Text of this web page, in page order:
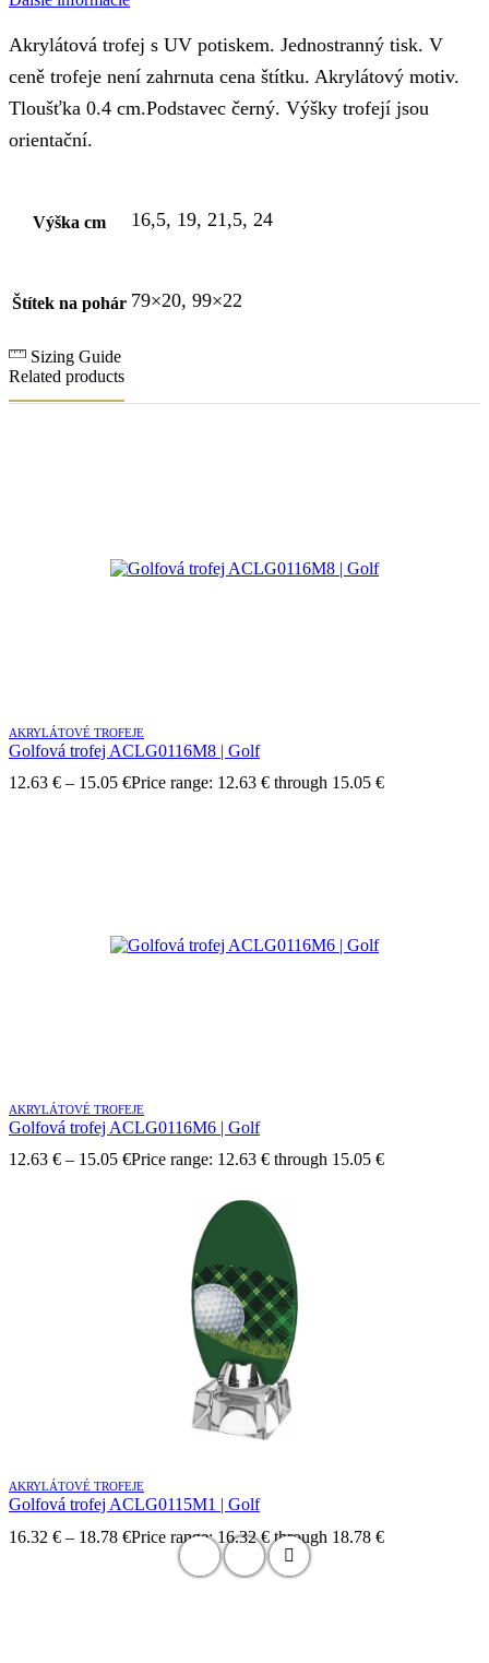
Akrylátová trofej s UV potiskem. Jednostranný tisk. V
ceně trofeje není zahrnuta cena štítku. Akrylátový motiv.
Tloušťka 0.4 cm.Podstavec černý. Výšky trofejí jsou
orientační.
Výška cm 16,5, 19, 21,5, 24
Štítek na pohár 79×20, 99×22
Sizing Guide
Related products
AKRYLÁTOVÉ TROFEJE
Golfová trofej ACLG0116M8 | Golf
12.63 € – 15.05 €Price range: 12.63 € through 15.05 €
AKRYLÁTOVÉ TROFEJE
Golfová trofej ACLG0116M6 | Golf
12.63 € – 15.05 €Price range: 12.63 € through 15.05 €
AKRYLÁTOVÉ TROFEJE
Golfová trofej ACLG0115M1 | Golf
16.32 € – 18.78 €Price range: 16.32 € through 18.78 €